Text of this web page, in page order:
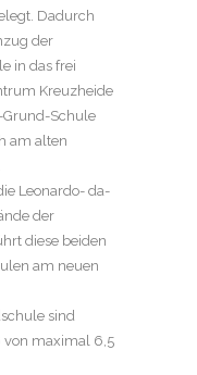
Dadurch
der
in das frei
Kreuzheide
Schule
am alten
Leonardo- da-
der
diese beiden
am neuen
sind
von maximal 6,5